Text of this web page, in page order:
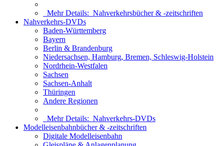
Mehr Details: Nahverkehrsbücher & -zeitschriften
Nahverkehrs-DVDs
Baden-Württemberg
Bayern
Berlin & Brandenburg
Niedersachsen, Hamburg, Bremen, Schleswig-Holstein
Nordrhein-Westfalen
Sachsen
Sachsen-Anhalt
Thüringen
Andere Regionen
Mehr Details: Nahverkehrs-DVDs
Modelleisenbahnbücher & -zeitschriften
Digitale Modelleisenbahn